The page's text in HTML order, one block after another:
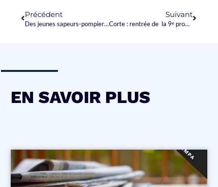
Précédent
Des jeunes sapeurs-pompiers formés à la cité Pasquale Paoli de Corte
Suivant
Corte : rentrée de la 9ᵉ promotion des cadets de la sécurité civile à l’UIISC 5
EN SAVOIR PLUS